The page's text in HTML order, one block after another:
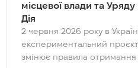
місцевої влади та
Дія
2 червня 2026 року в
експериментальний
змінює правила отримання